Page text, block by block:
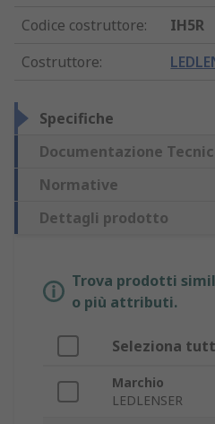
Codice costruttore:
IH5R
Costruttore:
Specifiche
Documentazione
Normative
Dettagli prodotto
Trova prodotti
o più attributi.
Seleziona
Marchio
LEDLENSER